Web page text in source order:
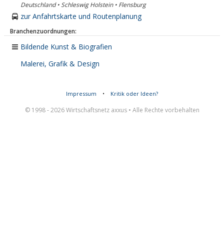
Deutschland • Schleswig Holstein • Flensburg
zur Anfahrtskarte und Routenplanung
Branchenzuordnungen:
Bildende Kunst & Biografien
Malerei, Grafik & Design
Impressum • Kritik oder Ideen?
© 1998 - 2026 Wirtschaftsnetz axxus • Alle Rechte vorbehalten